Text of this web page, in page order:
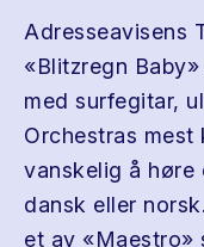
Adresseavisens
«Blitzregn
med surfegitar,
Orchestras
vanskelig å høre
dansk eller
et av «Maestro»